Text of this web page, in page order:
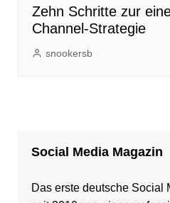
Zehn Schritte zur
Channel-Strategie
snookersb
Social Media Magazin
Das erste deutsche Social